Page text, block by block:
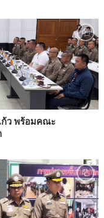
ก้ว พร้อมคณะ